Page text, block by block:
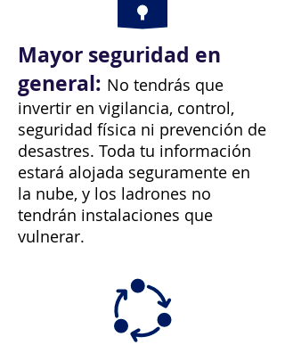
Mayor seguridad en
general: No tendrás que
invertir en vigilancia, control,
seguridad física ni prevención de
desastres. Toda tu información
estará alojada seguramente en
la nube, y los ladrones no
tendrán instalaciones que
vulnerar.